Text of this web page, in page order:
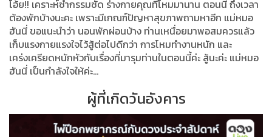
โอ้ย!! เคราะห์ซ้ำกรรมซัด ร่างกายคุณที่โหมมานาน ตอนนี้ ถึงเวลา
ต้องพักบ้างนะคะ เพราะมีเกณฑ์ปัญหาสุขภาพถามหาอีก แม่หมอ
ฮันนี่ ขอแนะนำว่า นอนพักผ่อนบ้าง ท่านเหนื่อยมาพอสมควรแล้ว
เก็บแรงกายแรงใจไว้สู้ต่อไปดีกว่า การโหมทำงานหนัก และ
เคร่งเครียดหนักหัวกับเรื่องที่มารุมท่านในตอนนี้ค่ะ สู้นะค่ะ แม่หมอ
ฮันนี่ เป็นกำลังใจให้ค่ะ...
ผู้ที่เกิดวันอังคาร